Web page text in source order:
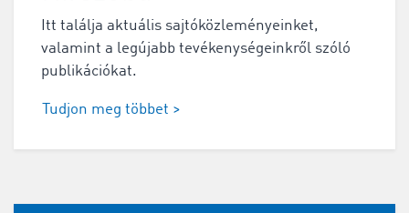
Itt találja aktuális sajtóközleményeinket,
valamint a legújabb tevékenységeinkről szóló
publikációkat.
Tudjon meg többet >